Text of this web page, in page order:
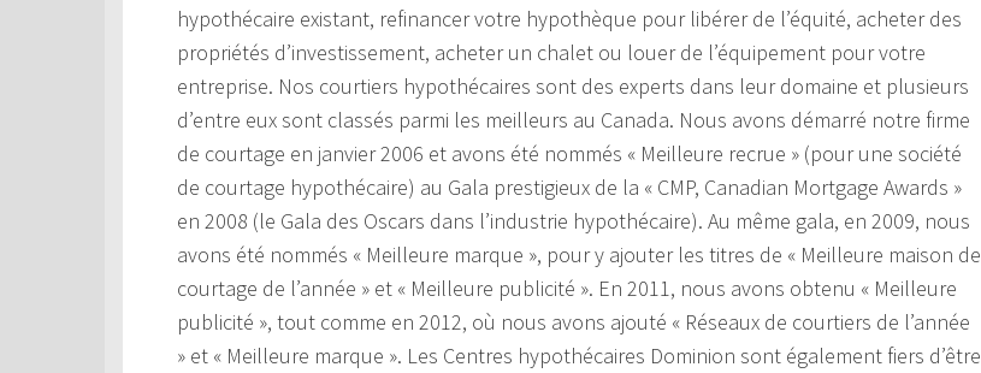
hypothécaire existant, refinancer votre hypothèque pour libérer de l’équité, acheter des
propriétés d’investissement, acheter un chalet ou louer de l’équipement pour votre
entreprise. Nos courtiers hypothécaires sont des experts dans leur domaine et plusieurs
d’entre eux sont classés parmi les meilleurs au Canada. Nous avons démarré notre firme
de courtage en janvier 2006 et avons été nommés « Meilleure recrue » (pour une société
de courtage hypothécaire) au Gala prestigieux de la « CMP, Canadian Mortgage Awards »
en 2008 (le Gala des Oscars dans l’industrie hypothécaire). Au même gala, en 2009, nous
avons été nommés « Meilleure marque », pour y ajouter les titres de « Meilleure maison de
courtage de l’année » et « Meilleure publicité ». En 2011, nous avons obtenu « Meilleure
publicité », tout comme en 2012, où nous avons ajouté « Réseaux de courtiers de l’année
» et « Meilleure marque ». Les Centres hypothécaires Dominion sont également fiers d’être